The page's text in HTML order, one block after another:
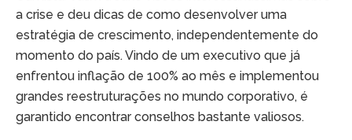
a crise e deu dicas de como desenvolver uma
estratégia de crescimento, independentemente do
momento do país. Vindo de um executivo que já
enfrentou inflação de 100% ao mês e implementou
grandes reestruturações no mundo corporativo, é
garantido encontrar conselhos bastante valiosos.